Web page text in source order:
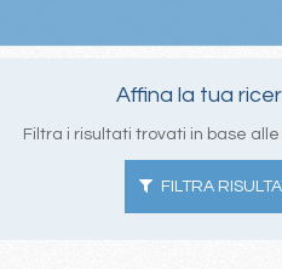
Affina la tua
Filtra i risultati trovati in base
FILTRA